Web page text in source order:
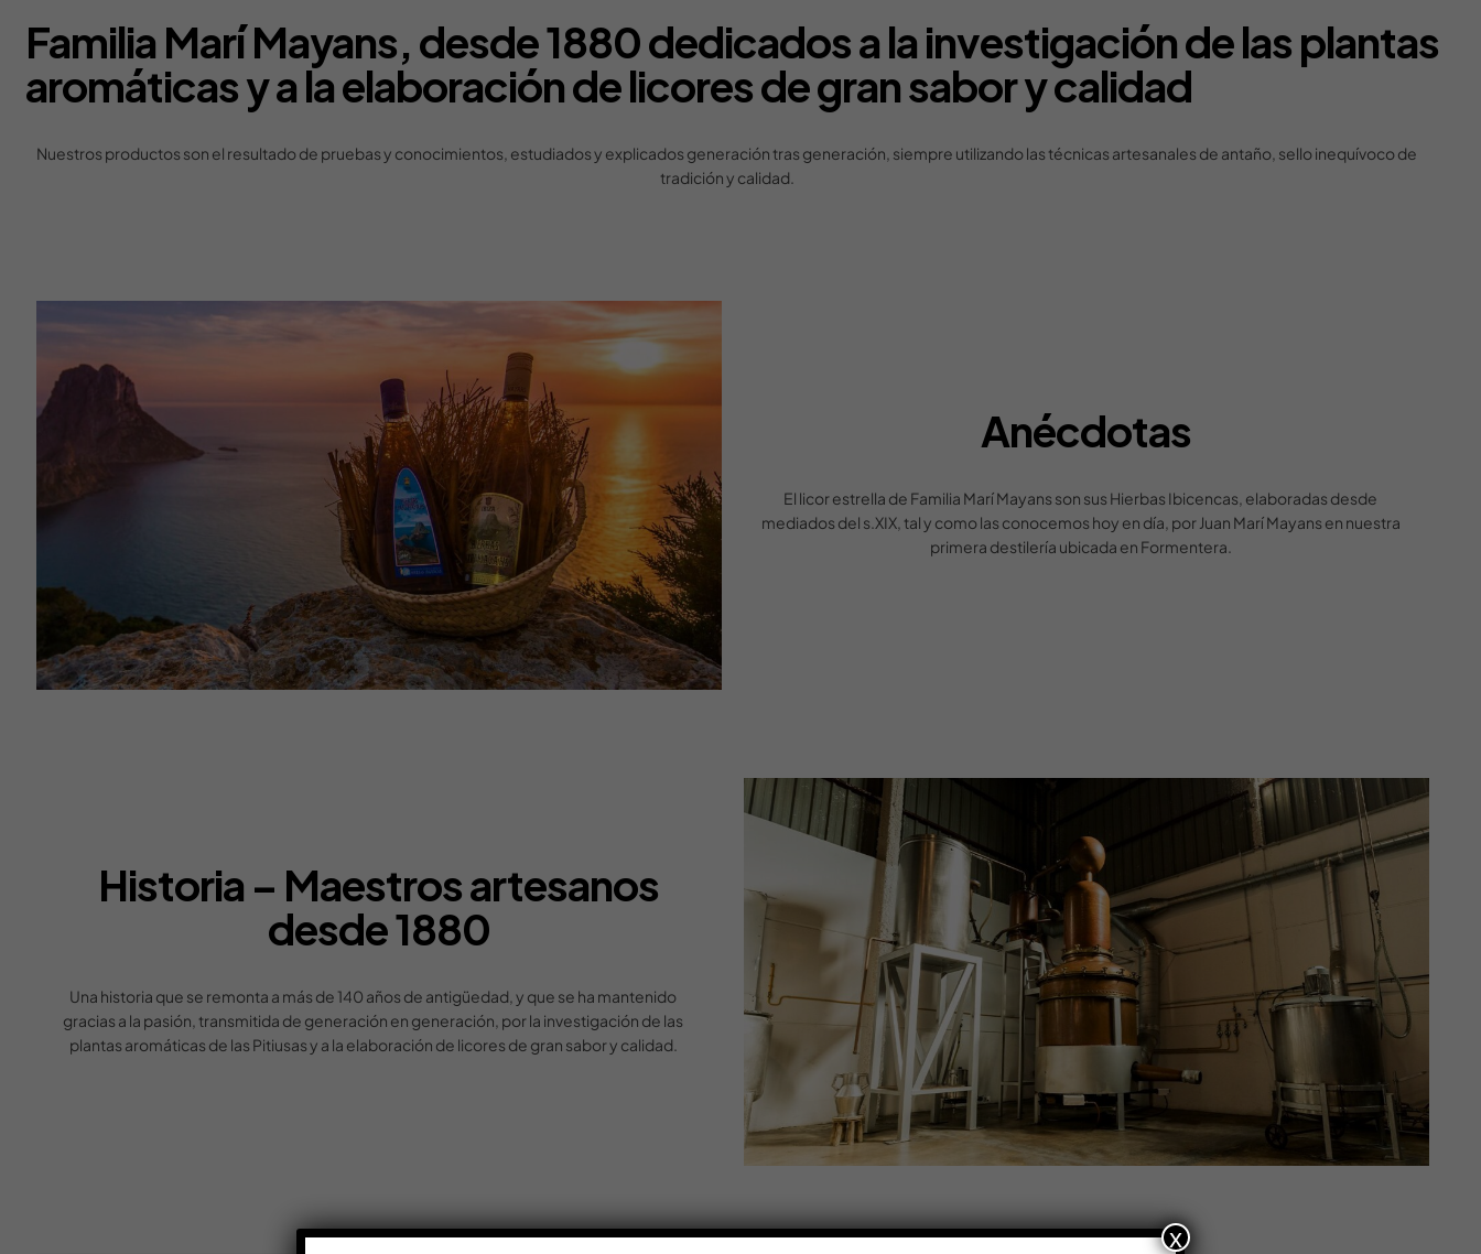
Familia Marí Mayans, desde 1880 dedicados a la investigación de las plantas
aromáticas y a la elaboración de licores de gran sabor y calidad
Nuestros productos son el resultado de pruebas y conocimientos, estudiados y explicados generación tras generación, siempre utilizando las técnicas artesanales de antaño, sello inequívoco de
tradición y calidad.
Anécdotas
El licor estrella de Familia Marí Mayans son sus Hierbas Ibicencas, elaboradas desde
mediados del s.XIX, tal y como las conocemos hoy en día, por Juan Marí Mayans en nuestra
primera destilería ubicada en Formentera.
Historia – Maestros artesanos
desde 1880
Una historia que se remonta a más de 140 años de antigüedad, y que se ha mantenido
gracias a la pasión, transmitida de generación en generación, por la investigación de las
plantas aromáticas de las Pitiusas y a la elaboración de licores de gran sabor y calidad.
x